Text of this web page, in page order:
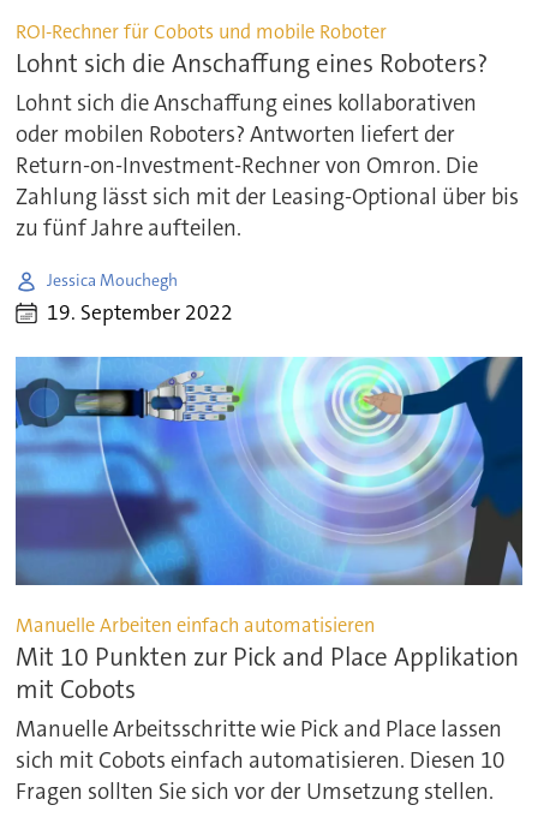
ROI-Rechner für Cobots und mobile Roboter
Lohnt sich die Anschaffung eines Roboters?
Lohnt sich die Anschaffung eines kollaborativen
oder mobilen Roboters? Antworten liefert der
Return-on-Investment-Rechner von Omron. Die
Zahlung lässt sich mit der Leasing-Optional über bis
zu fünf Jahre aufteilen.
Jessica Mouchegh
19. September 2022
Manuelle Arbeiten einfach automatisieren
Mit 10 Punkten zur Pick and Place Applikation
mit Cobots
Manuelle Arbeitsschritte wie Pick and Place lassen
sich mit Cobots einfach automatisieren. Diesen 10
Fragen sollten Sie sich vor der Umsetzung stellen.